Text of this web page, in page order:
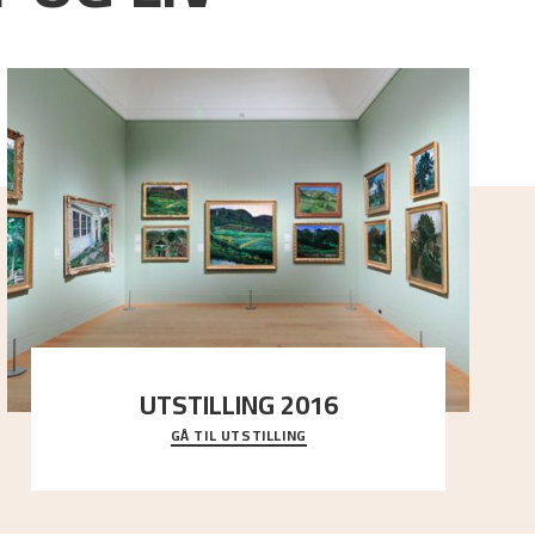
UTSTILLING 2016
En komplett oversikt over Nikolai Astrups
utstillinger, fra debuten i 1900 og frem til i dag.
GÅ TIL UTSTILLING